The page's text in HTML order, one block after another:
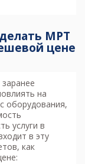
МРТ
цене
на
оборудования,
услуги в
в эту
как
: